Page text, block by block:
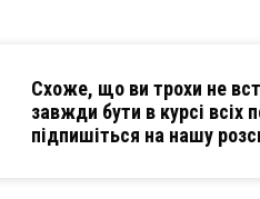
Схоже, що ви трохи не
завжди бути в курсі всіх
підпишіться на нашу